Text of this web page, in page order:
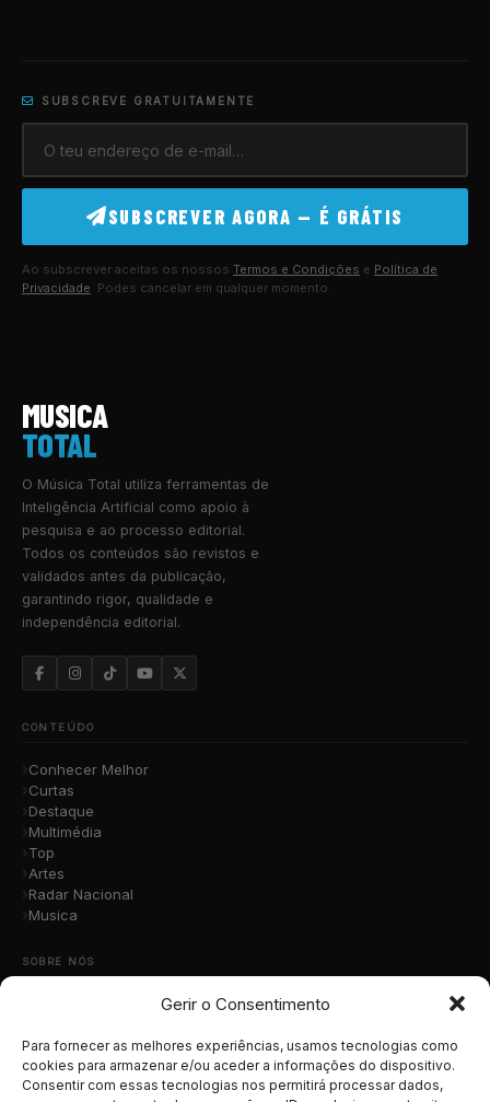
Gerir o Consentimento
Para fornecer as melhores experiências, usamos tecnologias como
cookies para armazenar e/ou aceder a informações do dispositivo.
Consentir com essas tecnologias nos permitirá processar dados,
SUBSCREVE GRATUITAMENTE
SUBSCREVER AGORA — É GRÁTIS
Ao subscrever aceitas os nossos Termos e Condições e Política de
Privacidade. Podes cancelar em qualquer momento.
MUSICA
TOTAL
O Música Total utiliza ferramentas de
Inteligência Artificial como apoio à
pesquisa e ao processo editorial.
Todos os conteúdos são revistos e
validados antes da publicação,
garantindo rigor, qualidade e
independência editorial.
CONTEÚDO
Conhecer Melhor
Curtas
Destaque
Multimédia
Top
Artes
Radar Nacional
Musica
SOBRE NÓS
Contacto
Submete a Tua Música
Publicidade